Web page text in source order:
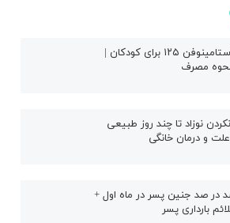
شیاف استامینوفن ۱۲۵ برای کودکان |
نحوه مصرف
نوزاد تا چند روز طبیعی
و درمان خانگی
در صد جنین پسر در ماه اول +
بارداری پسر